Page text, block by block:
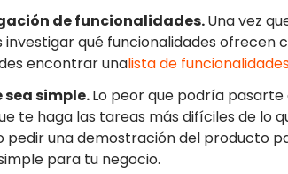
de funcionalidades.Una vez
investigar qué funcionalidades ofrecen
encontrar unalista de
simple.Lo peor que podría
te haga las tareas más difíciles de lo
pedir una demostración del producto
para tu negocio.